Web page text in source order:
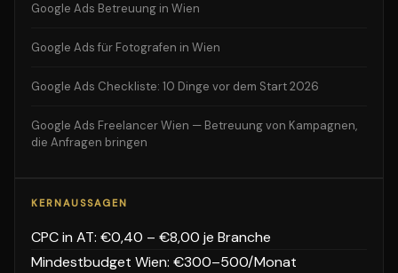
Google Ads Betreuung in Wien
Google Ads für Fotografen in Wien
Google Ads Checkliste: 10 Dinge vor dem Start 2026
Google Ads Freelancer Wien — Betreuung von Kampagnen,
die Anfragen bringen
KERNAUSSAGEN
CPC in AT: €0,40 – €8,00 je Branche
Mindestbudget Wien: €300–500/Monat